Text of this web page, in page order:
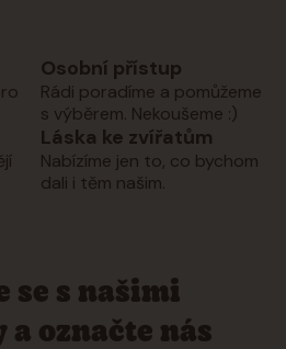
Osobní přístup
Rádi poradíme a pomůžeme
s výběrem. Nekoušeme :)
Láska ke zvířatům
Nabízíme jen to, co bychom
dali i těm našim.
se s našimi
označte nás